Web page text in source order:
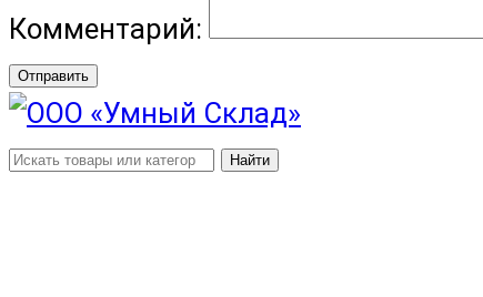
Комментарий:
Отправить
Найти